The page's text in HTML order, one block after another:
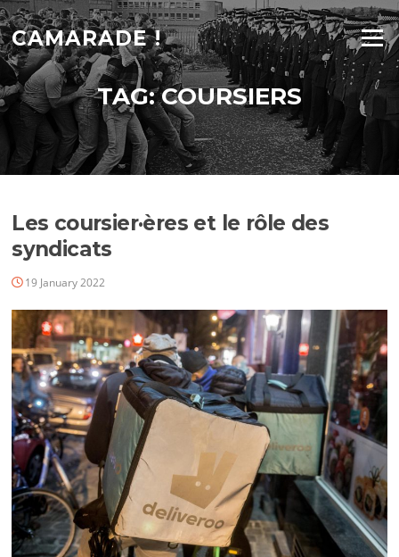
Skip
to
content
CAMARADE ! Menu
TAG:COURSIERS
Les coursier·ères et le rôle des
syndicats
19 January 2022